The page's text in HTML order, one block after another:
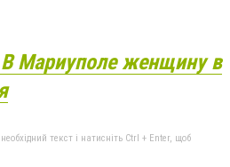
В Мариуполе женщину в
текст і натисніть Ctrl + Enter, щоб